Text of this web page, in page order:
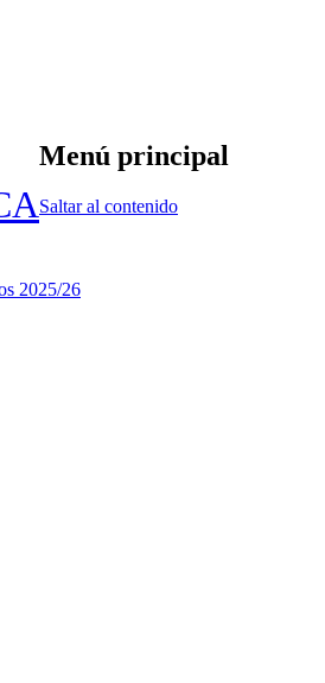
Menú principal
Saltar al contenido
2025/26